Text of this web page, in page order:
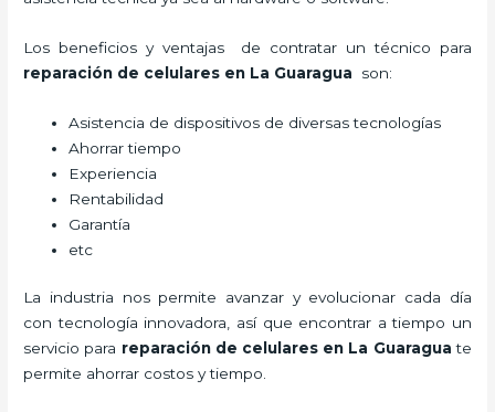
Los beneficios y ventajas de contratar un técnico para
reparación de celulares en La Guaragua son:
Asistencia de dispositivos de diversas tecnologías
Ahorrar tiempo
Experiencia
Rentabilidad
Garantía
etc
La industria nos permite avanzar y evolucionar cada día
con tecnología innovadora, así que encontrar a tiempo un
servicio para reparación de celulares en La Guaragua te
permite ahorrar costos y tiempo.